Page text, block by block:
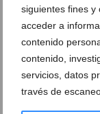
siguientes fines y
acceder a
contenido
contenido,
servicios, datos
través de
independiente
junto al puerto,
Inmobiliaria
ubicación
un precio